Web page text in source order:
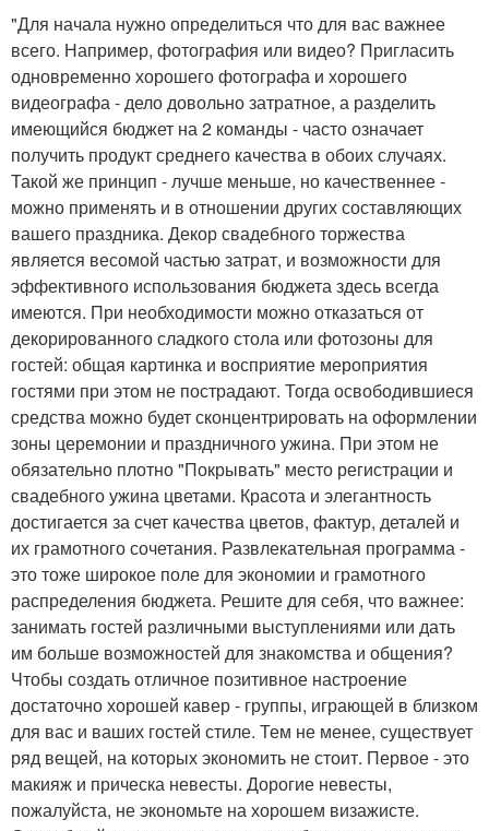
"Для начала нужно определиться что для вас важнее
всего. Например, фотография или видео? Пригласить
одновременно хорошего фотографа и хорошего
видеографа - дело довольно затратное, а разделить
имеющийся бюджет на 2 команды - часто означает
получить продукт среднего качества в обоих случаях.
Такой же принцип - лучше меньше, но качественнее -
можно применять и в отношении других составляющих
вашего праздника. Декор свадебного торжества
является весомой частью затрат, и возможности для
эффективного использования бюджета здесь всегда
имеются. При необходимости можно отказаться от
декорированного сладкого стола или фотозоны для
гостей: общая картинка и восприятие мероприятия
гостями при этом не пострадают. Тогда освободившиеся
средства можно будет сконцентрировать на оформлении
зоны церемонии и праздничного ужина. При этом не
обязательно плотно "Покрывать" место регистрации и
свадебного ужина цветами. Красота и элегантность
достигается за счет качества цветов, фактур, деталей и
их грамотного сочетания. Развлекательная программа -
это тоже широкое поле для экономии и грамотного
распределения бюджета. Решите для себя, что важнее:
занимать гостей различными выступлениями или дать
им больше возможностей для знакомства и общения?
Чтобы создать отличное позитивное настроение
достаточно хорошей кавер - группы, играющей в близком
для вас и ваших гостей стиле. Тем не менее, существует
ряд вещей, на которых экономить не стоит. Первое - это
макияж и прическа невесты. Дорогие невесты,
пожалуйста, не экономьте на хорошем визажисте.